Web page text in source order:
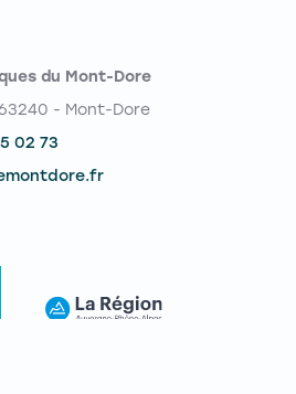
du Mont-Dore
- Mont-Dore
02 73